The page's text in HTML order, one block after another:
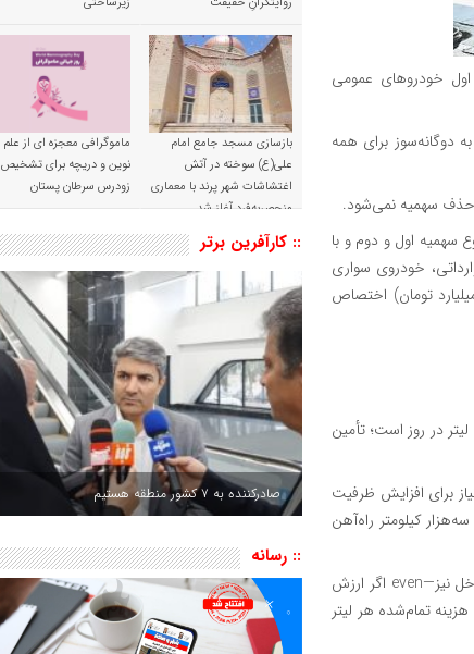
خودروهای عمومی
بنزینی به دوگانه‌سوز برای همه
حذف سهمیه نمی‌شود.
اول و دوم و با
خودروی سواری
تومان) اختصاص
بنزین در کشور نزدیک به ۱۱۰ میلیون لیتر در روز و مصرف آن ۱۳۵ میلیون لیتر در روز است؛ تأمین
مورد نیاز برای افزایش ظرفیت
سه‌هزار کیلومتر راه‌آهن
خالی از لطف نیست بدانیم که ارزش هر لیتر بنزین وارداتی حدود ۶۶ هزار تومان است. درباره بنزین تولید داخل نیز—even اگر ارزش
تمام‌شده هر لیتر
بازسازی مسجد جامع امام
علی(ع) سوخته در آتش
اغتشاشات شهر پرند با معماری
منحصربه‌فرد آغاز شد
ماموگرافی معجزه ای از علم
نوین و دریچه برای تشخیص
زودرس سرطان پستان
:: کارآفرین برتر
صادرکننده به ۷ کشور منطقه هستیم
:: رسانه